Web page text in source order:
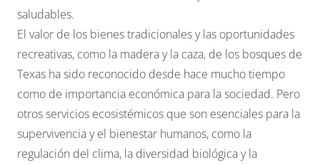
saludables.
El valor de los bienes tradicionales y las oportunidades
recreativas, como la madera y la caza, de los bosques de
Texas ha sido reconocido desde hace mucho tiempo
como de importancia económica para la sociedad. Pero
otros servicios ecosistémicos que son esenciales para la
supervivencia y el bienestar humanos, como la
regulación del clima, la diversidad biológica y la